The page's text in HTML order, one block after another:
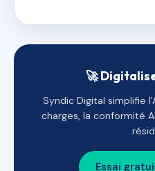
🚀
Syndic Digital simplifie
charges, la conformité
Essai